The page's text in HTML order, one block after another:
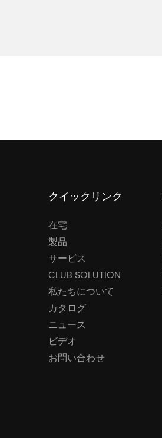
クイックリンク
在宅
製品
サービス
CLUB SOLUTION
私たちについて
カタログ
ニュース
ビデオ
お問い合わせ